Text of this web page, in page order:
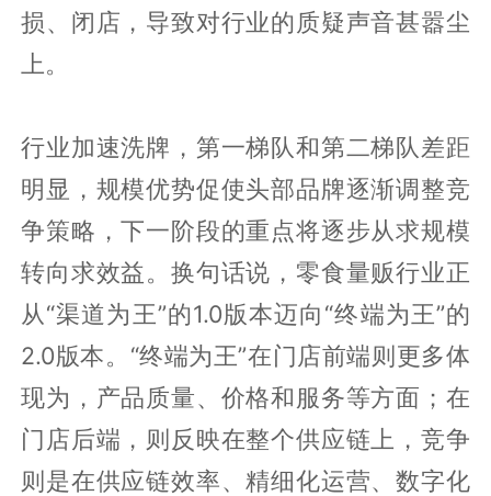
损、闭店，导致对行业的质疑声音甚嚣尘
上。
行业加速洗牌，第一梯队和第二梯队差距
明显，规模优势促使头部品牌逐渐调整竞
争策略，下一阶段的重点将逐步从求规模
转向求效益。换句话说，零食量贩行业正
从“渠道为王”的1.0版本迈向“终端为王”的
2.0版本。“终端为王”在门店前端则更多体
现为，产品质量、价格和服务等方面；在
门店后端，则反映在整个供应链上，竞争
则是在供应链效率、精细化运营、数字化